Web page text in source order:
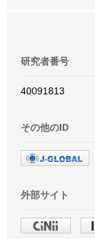
研究者番号
40091813
その他のID
外部サイト